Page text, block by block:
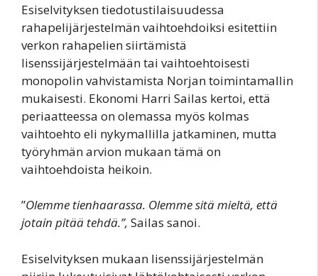
Esiselvityksen tiedotustilaisuudessa
rahapelijärjestelmän vaihtoehdoiksi esitettiin
verkon rahapelien siirtämistä
lisenssijärjestelmään tai vaihtoehtoisesti
monopolin vahvistamista Norjan toimintamallin
mukaisesti. Ekonomi Harri Sailas kertoi, että
periaatteessa on olemassa myös kolmas
vaihtoehto eli nykymallilla jatkaminen, mutta
työryhmän arvion mukaan tämä on
vaihtoehdoista heikoin.
”Olemme tienhaarassa. Olemme sitä mieltä, että
jotain pitää tehdä.”, Sailas sanoi.
Esiselvityksen mukaan lisenssijärjestelmän